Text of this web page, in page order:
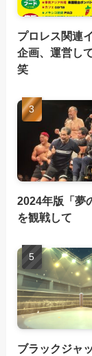
プロレス関連
企画、運営し
笑
2024年版「夢
を観戦して
ブラックジャ